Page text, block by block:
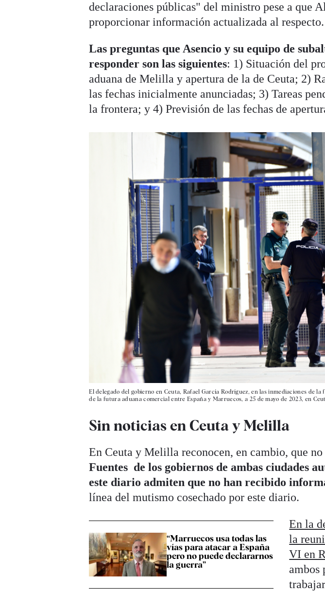
declaraciones públicas" del ministro pese a que
proporcionar información actualizada al respecto.
Las preguntas que Asencio y su equipo de
responder son las siguientes: 1) Situación del
aduana de Melilla y apertura de la de Ceuta; 2)
las fechas inicialmente anunciadas; 3) Tareas
la frontera; y 4) Previsión de las fechas de
El delegado del gobierno en Ceuta, Rafael García Rodríguez, en las inmediaciones de
de la futura aduana comercial entre España y Marruecos, a 25 de mayo de 2023, en
Sin noticias en Ceuta y Melilla
En Ceuta y Melilla reconocen, en cambio, que no
Fuentes de los gobiernos de ambas ciudades
este diario admiten que no han recibido
línea del mutismo cosechado por este diario.
“Marruecos usa todas las
vías para atacar a España
pero no puede declararnos
la guerra”
En la
la
VI en
ambos